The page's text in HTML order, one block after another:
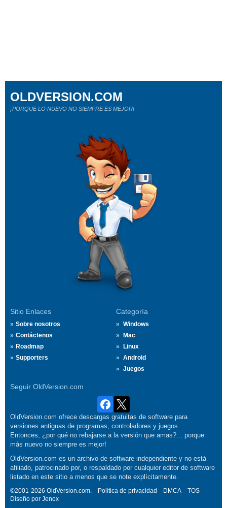
Sitio Enlaces
Sobre nosotros
Contáctenos
Roadmap
Supporters
Categoría
Windows
Mac
Linux
Android
Juegos
Seguir OldVersion.com
OLDVERSION.COM
¡PORQUE LO NUEVO NO SIEMPRE ES MEJOR!
OldVersion.com ofrece descargas gratuitas de software para
versiones antiguas de programas, controladores y juegos.
Entonces, ¿por qué no rebajarse a la versión que amas?... porque
más nuevo no siempre es mejor!
OldVersion.com es un archivo de software independiente y no está
afiliado, patrocinado por, o respaldado por cualquier editor de software
listado en este sitio a menos que se note explícitamente.
©2001-2026 OldVersion.com. Política de privacidad DMCA
TOS
Diseño por Jenox